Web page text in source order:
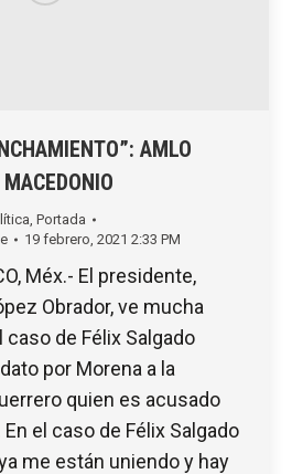
AMLO
Portada
19 febrero, 2021 2:33 PM
Méx.- El presidente,
Obrador, ve mucha
caso de Félix Salgado
por Morena a la
quien es acusado
el caso de Félix Salgado
me están uniendo y hay